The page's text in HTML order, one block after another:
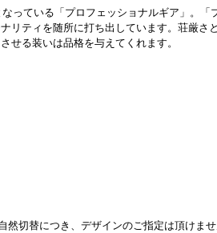
っている「プロフェッショナルギア」。「
リティを随所に打ち出しています。荘厳さ
せる装いは品格を与えてくれます。
切替につき、デザインのご指定は頂けま